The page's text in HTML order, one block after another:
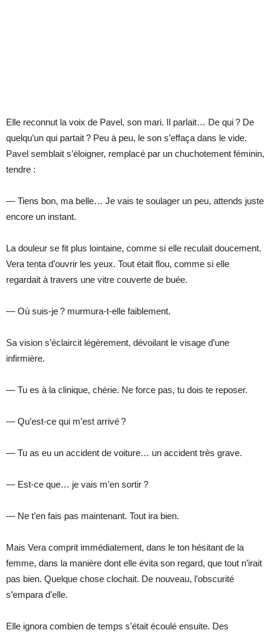
Elle reconnut la voix de Pavel, son mari. Il parlait… De qui ? De
quelqu’un qui partait ? Peu à peu, le son s’effaça dans le vide.
Pavel semblait s’éloigner, remplacé par un chuchotement féminin,
tendre :
— Tiens bon, ma belle… Je vais te soulager un peu, attends juste
encore un instant.
La douleur se fit plus lointaine, comme si elle reculait doucement.
Vera tenta d’ouvrir les yeux. Tout était flou, comme si elle
regardait à travers une vitre couverte de buée.
— Où suis-je ? murmura-t-elle faiblement.
Sa vision s’éclaircit légèrement, dévoilant le visage d’une
infirmière.
— Tu es à la clinique, chérie. Ne force pas, tu dois te reposer.
— Qu’est-ce qui m’est arrivé ?
— Tu as eu un accident de voiture… un accident très grave.
— Est-ce que… je vais m’en sortir ?
— Ne t’en fais pas maintenant. Tout ira bien.
Mais Vera comprit immédiatement, dans le ton hésitant de la
femme, dans la manière dont elle évita son regard, que tout n’irait
pas bien. Quelque chose clochait. De nouveau, l’obscurité
s’empara d’elle.
Elle ignora combien de temps s’était écoulé ensuite. Des